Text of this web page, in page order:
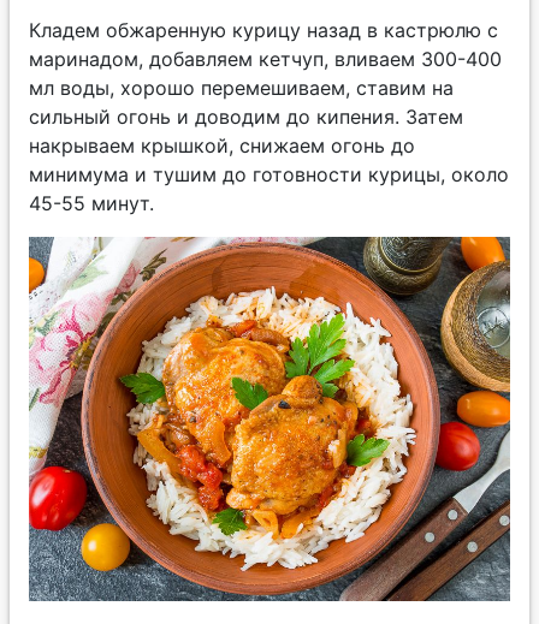
Кладем обжаренную курицу назад в кастрюлю с
маринадом, добавляем кетчуп, вливаем 300-400
мл воды, хорошо перемешиваем, ставим на
сильный огонь и доводим до кипения. Затем
накрываем крышкой, снижаем огонь до
минимума и тушим до готовности курицы, около
45-55 минут.